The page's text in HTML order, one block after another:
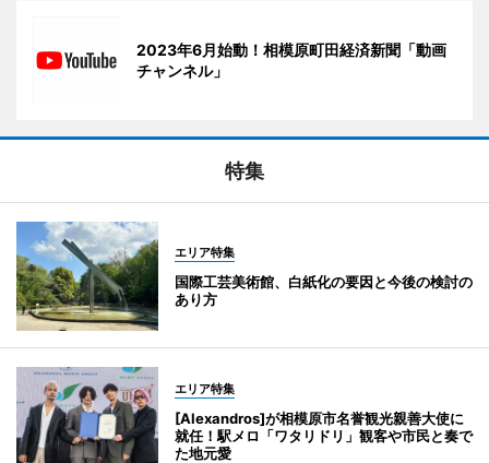
2023年6月始動！相模原町田経済新聞「動画
チャンネル」
特集
エリア特集
国際工芸美術館、白紙化の要因と今後の検討の
あり方
エリア特集
[Alexandros]が相模原市名誉観光親善大使に
就任！駅メロ「ワタリドリ」観客や市民と奏で
た地元愛